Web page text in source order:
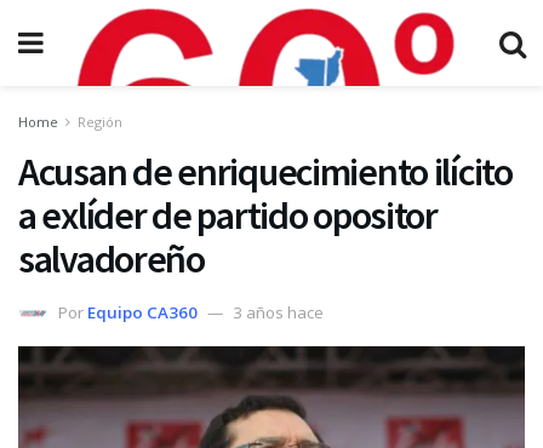
Home Región
Acusan de enriquecimiento ilícito
a exlíder de partido opositor
salvadoreño
Por Equipo CA360 3 años hace